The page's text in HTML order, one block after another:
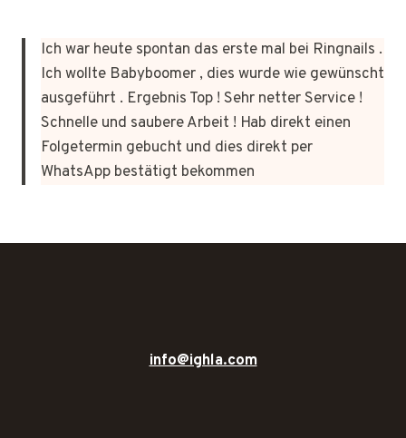
Ich war heute spontan das erste mal bei Ringnails .
Ich wollte Babyboomer , dies wurde wie gewünscht
ausgeführt . Ergebnis Top ! Sehr netter Service !
Schnelle und saubere Arbeit ! Hab direkt einen
Folgetermin gebucht und dies direkt per
WhatsApp bestätigt bekommen
info@ighla.com